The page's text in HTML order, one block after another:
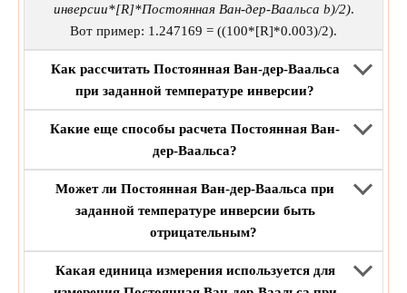
инверсии*[R]*Постоянная Ван-дер-Ваальса b)/2).
Вот пример: 1.247169 = ((100*[R]*0.003)/2).
Как рассчитать Постоянная Ван-дер-Ваальса
при заданной температуре инверсии?
Какие еще способы расчета Постоянная Ван-
дер-Ваальса?
Может ли Постоянная Ван-дер-Ваальса при
заданной температуре инверсии быть
отрицательным?
Какая единица измерения используется для